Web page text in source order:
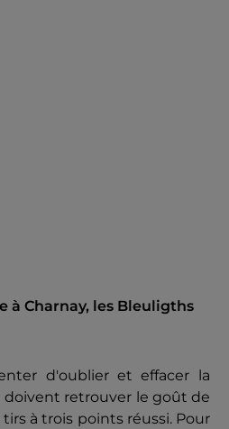
à Charnay, les Bleuligths
d'oublier et effacer la
doivent retrouver le goût de
à trois points réussi. Pour